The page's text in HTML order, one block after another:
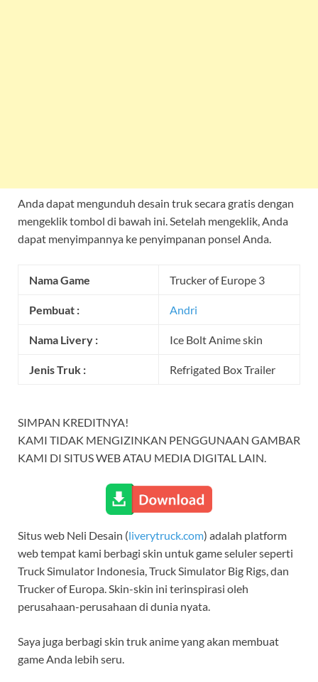
Anda dapat mengunduh desain truk secara gratis dengan
mengeklik tombol di bawah ini. Setelah mengeklik, Anda
dapat menyimpannya ke penyimpanan ponsel Anda.
Nama Game Trucker of Europe 3
Pembuat : Andri
Nama Livery : Ice Bolt Anime skin
Jenis Truk : Refrigated Box Trailer
SIMPAN KREDITNYA!
KAMI TIDAK MENGIZINKAN PENGGUNAAN GAMBAR
KAMI DI SITUS WEB ATAU MEDIA DIGITAL LAIN.
Situs web Neli Desain (liverytruck.com) adalah platform
web tempat kami berbagi skin untuk game seluler seperti
Truck Simulator Indonesia, Truck Simulator Big Rigs, dan
Trucker of Europa. Skin-skin ini terinspirasi oleh
perusahaan-perusahaan di dunia nyata.
Saya juga berbagi skin truk anime yang akan membuat
game Anda lebih seru.